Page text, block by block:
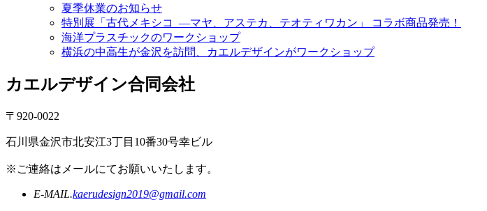
夏季休業のお知らせ
特別展「古代メキシコ ―マヤ、アステカ、テオティワカン」 コラボ商品発売！
海洋プラスチックのワークショップ
横浜の中高生が金沢を訪問、カエルデザインがワークショップ
カエルデザイン合同会社
〒920-0022
石川県金沢市北安江3丁目10番30号幸ビル
※ご連絡はメールにてお願いいたします。
E-MAIL.kaerudesign2019@gmail.com